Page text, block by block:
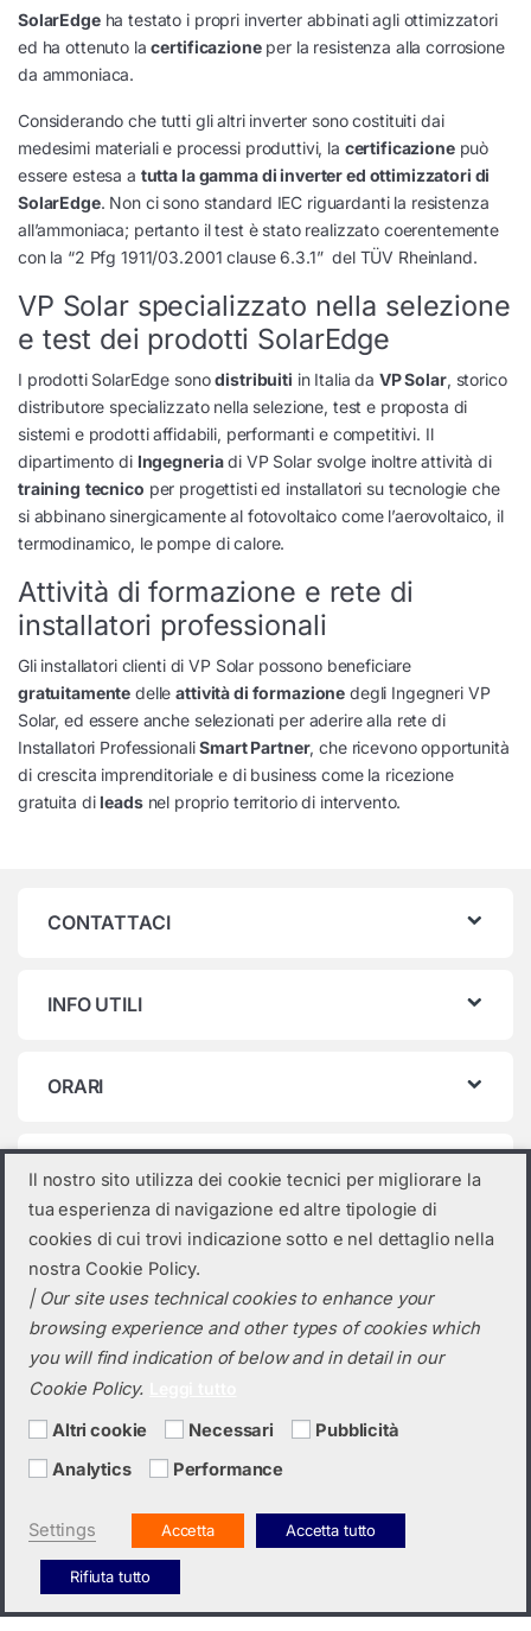
SolarEdgeha testato i propri inverter abbinati agli ottimizzatori
ed ha ottenuto lacertificazioneper la resistenza alla corrosione
da ammoniaca.
Considerando che tutti gli altri inverter sono costituiti dai
medesimi materiali e processi produttivi, la certificazionepuò
essere estesa a tutta la gamma di inverter ed ottimizzatori di
SolarEdge. Non ci sono standard IEC riguardanti la resistenza
all’ammoniaca; pertanto il test è stato realizzato coerentemente
con la “2 Pfg 1911/03.2001 clause 6.3.1” del TÜV Rheinland.
VP Solar specializzato nella selezione
e test dei prodotti SolarEdge
I prodotti SolarEdge sonodistribuiti in Italia da VP Solar, storico
distributore specializzato nella selezione, test e proposta di
sistemi e prodotti affidabili, performanti e competitivi. Il
dipartimento di Ingegneriadi VP Solar svolge inoltre attività di
training tecnico per progettisti ed installatori su tecnologie che
si abbinano sinergicamente al fotovoltaico come l’aerovoltaico, il
termodinamico, le pompe di calore.
Attività di formazione e rete di
installatori professionali
Gli installatori clienti di VP Solar possono beneficiare
gratuitamente delleattività di formazione degli Ingegneri VP
Solar, ed essere anche selezionati per aderire alla rete di
Installatori ProfessionaliSmart Partner, che ricevono opportunità
di crescita imprenditoriale e di business come la ricezione
gratuita dileadsnel proprio territorio di intervento.
CONTATTACI
INFO UTILI
ORARI
Categorie prodotto
Seleziona una categoria
Hai bisogno di un preventivo?
+39 0423 6326
Il nostro sito utilizza dei cookie tecnici per migliorare la
tua esperienza di navigazione ed altre tipologie di
cookies di cui trovi indicazione sotto e nel dettaglio nella
nostra Cookie Policy.
| Our site uses technical cookies to enhance your
browsing experience and other types of cookies which
you will find indication of below and in detail in our
Cookie Policy.
Altri cookie Necessari
Pubblicità
Analytics
Performance
Settings Accetta Accetta tutto
Rifiuta tutto